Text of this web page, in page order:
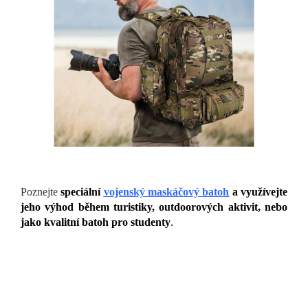
Poznejtespeciální vojenský maskáčový batoh a využívejte
jeho výhod během turistiky, outdoorových aktivit, nebo
jako kvalitní batoh pro studenty.